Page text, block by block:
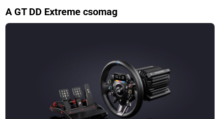
A GT DD Extreme csomag